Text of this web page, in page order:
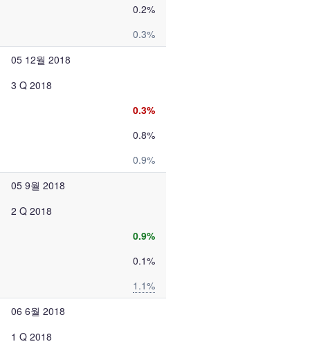
0.2%
0.3%
05 12월 2018
3 Q 2018
0.3%
0.8%
0.9%
05 9월 2018
2 Q 2018
0.9%
0.1%
1.1%
06 6월 2018
1 Q 2018